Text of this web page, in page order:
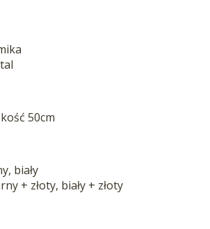
50cm
biały
+ złoty, biały + złoty